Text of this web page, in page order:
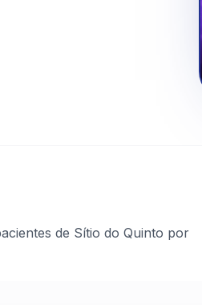
de Sítio do Quinto por